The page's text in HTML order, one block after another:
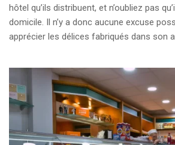
hôtel qu’ils distribuent, et n’oubliez pas
domicile. Il n’y a donc aucune excuse
apprécier les délices fabriqués dans son